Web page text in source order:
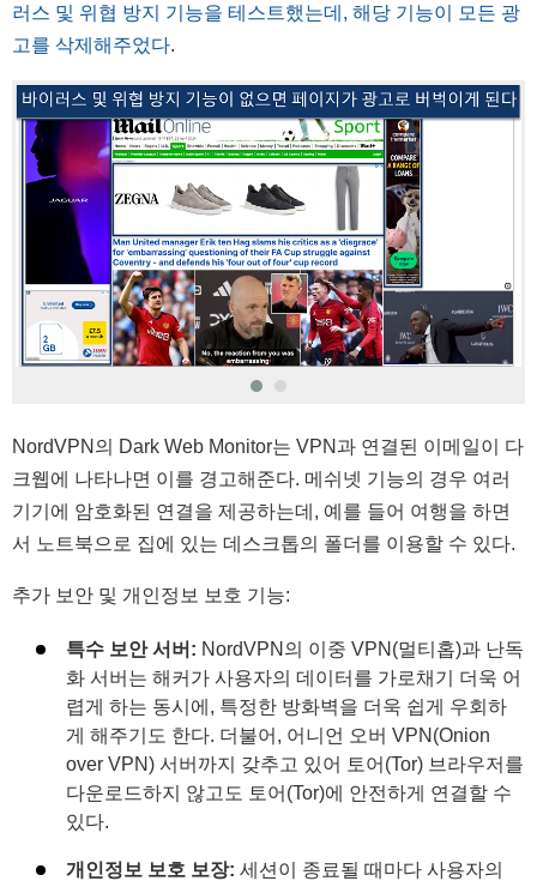
러스 및 위협 방지 기능을 테스트했는데, 해당 기능이 모든 광
고를 삭제해주었다.
NordVPN의 Dark Web Monitor는 VPN과 연결된 이메일이 다
크웹에 나타나면 이를 경고해준다. 메쉬넷 기능의 경우 여러
기기에 암호화된 연결을 제공하는데, 예를 들어 여행을 하면
서 노트북으로 집에 있는 데스크톱의 폴더를 이용할 수 있다.
추가 보안 및 개인정보 보호 기능:
특수 보안 서버: NordVPN의 이중 VPN(멀티홉)과 난독
화 서버는 해커가 사용자의 데이터를 가로채기 더욱 어
렵게 하는 동시에, 특정한 방화벽을 더욱 쉽게 우회하
게 해주기도 한다. 더불어, 어니언 오버 VPN(Onion
over VPN) 서버까지 갖추고 있어 토어(Tor) 브라우저를
다운로드하지 않고도 토어(Tor)에 안전하게 연결할 수
있다.
개인정보 보호 보장: 세션이 종료될 때마다 사용자의